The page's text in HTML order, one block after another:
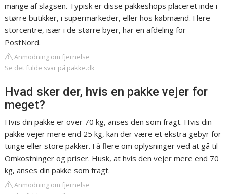
mange af slagsen. Typisk er disse pakkeshops placeret inde i
større butikker, i supermarkeder, eller hos købmænd. Flere
storcentre, især i de større byer, har en afdeling for
PostNord.
Anmodning om fjernelse
Se det fulde svar på pakke.dk
Hvad sker der, hvis en pakke vejer for
meget?
Hvis din pakke er over 70 kg, anses den som fragt. Hvis din
pakke vejer mere end 25 kg, kan der være et ekstra gebyr for
tunge eller store pakker. Få flere om oplysninger ved at gå til
Omkostninger og priser. Husk, at hvis den vejer mere end 70
kg, anses din pakke som fragt.
Anmodning om fjernelse